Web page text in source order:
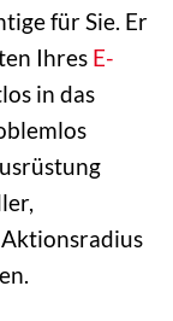
für Sie. Er
Ihres E-
in das